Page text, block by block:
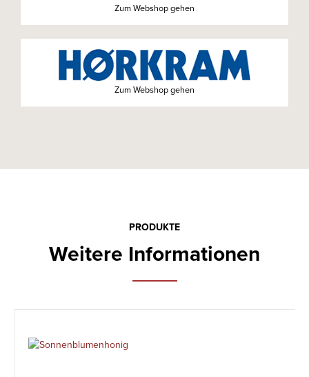
Zum Webshop gehen
Zum Webshop gehen
PRODUKTE
Weitere Informationen